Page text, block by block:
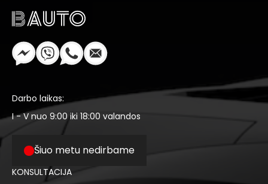
Darbo laikas:
I - V nuo 9:00 iki 18:00 valandos
Šiuo metu nedirbame
KONSULTACIJA